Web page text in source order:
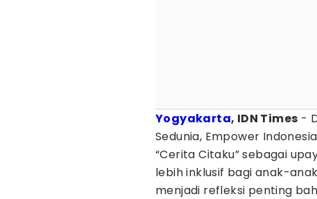
Yogyakarta, IDN Times -
Sedunia, Empower
“Cerita Citaku” sebagai
lebih inklusif bagi anak-
menjadi refleksi penting